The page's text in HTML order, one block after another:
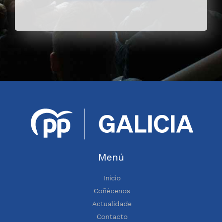
Menú
Inicio
Coñécenos
Actualidade
Contacto